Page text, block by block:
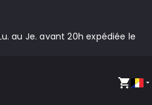
au Je. avant 20h expédiée le